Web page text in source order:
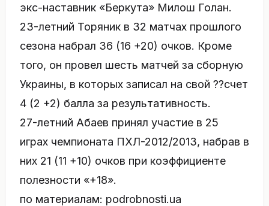
экс-наставник «Беркута» Милош Голан.
23-летний Торяник в 32 матчах прошлого
сезона набрал 36 (16 +20) очков. Кроме
того, он провел шесть матчей за сборную
Украины, в которых записал на свой ??счет
4 (2 +2) балла за результативность.
27-летний Абаев принял участие в 25
играх чемпионата ПХЛ-2012/2013, набрав в
них 21 (11 +10) очков при коэффициенте
полезности «+18».
по материалам: podrobnosti.ua